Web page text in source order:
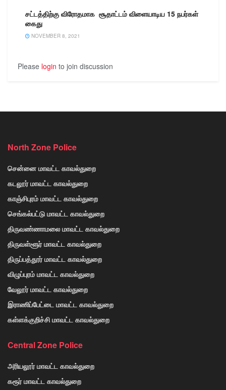
சட்டத்திற்கு விரோதமாக சூதாட்டம் விளையாடிய 15 நபர்கள்
கைது
NOVEMBER 8, 2021
Please login to join discussion
North Zone Police
சென்னை மாவட்ட காவல்துறை
கடலூர் மாவட்ட காவல்துறை
காஞ்சிபுரம் மாவட்ட காவல்துறை
செங்கல்பட்டு மாவட்ட காவல்துறை
திருவண்ணாமலை மாவட்ட காவல்துறை
திருவள்ளூர் மாவட்ட காவல்துறை
திருப்பத்தூர் மாவட்ட காவல்துறை
விழுப்புரம் மாவட்ட காவல்துறை
வேலூர் மாவட்ட காவல்துறை
இராணிப்பேட்டை மாவட்ட காவல்துறை
கள்ளக்குறிச்சி மாவட்ட காவல்துறை
Central Zone Police
அரியலூர் மாவட்ட காவல்துறை
கரூர் மாவட்ட காவல்துறை